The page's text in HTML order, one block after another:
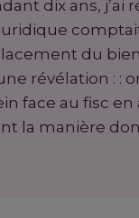
dix ans, j’ai
du
révélation : :
face au fisc
la manière